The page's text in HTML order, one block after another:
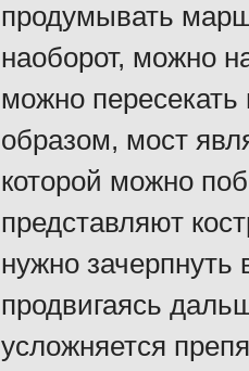
продумывать
наоборот, можно
можно пересекать
образом, мост
которой можно
представляют
нужно зачерпнуть
продвигаясь
усложняется